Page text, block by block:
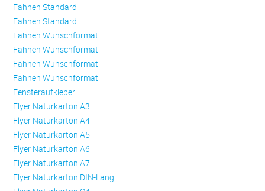
Fahnen Standard
Fahnen Standard
Fahnen Wunschformat
Fahnen Wunschformat
Fahnen Wunschformat
Fahnen Wunschformat
Fensteraufkleber
Flyer Naturkarton A3
Flyer Naturkarton A4
Flyer Naturkarton A5
Flyer Naturkarton A6
Flyer Naturkarton A7
Flyer Naturkarton DIN-Lang